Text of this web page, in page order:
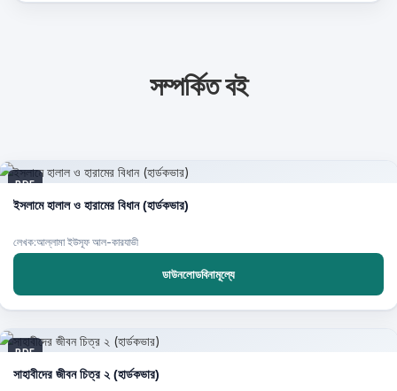
সম্পর্কিত বই
PDF
ইসলামে হালাল ও হারামের বিধান (হার্ডকভার)
লেখক:আল্লামা ইউসূফ আল-কারযাভী
ডাউনলোডবিনামূল্যে
PDF
সাহাবীদের জীবন চিত্র ২ (হার্ডকভার)